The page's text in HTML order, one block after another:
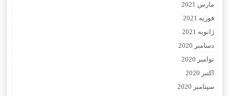
مارس 2021
فوریه 2021
ژانویه 2021
دسامبر 2020
نوامبر 2020
اکتبر 2020
سپتامبر 2020